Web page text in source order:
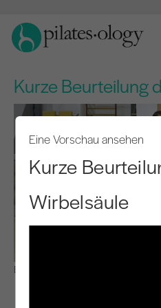
Kurze Beurteilung
Eine Vorschau ansehen
Kurze
Wirbelsäule
Beobachten & Lernen